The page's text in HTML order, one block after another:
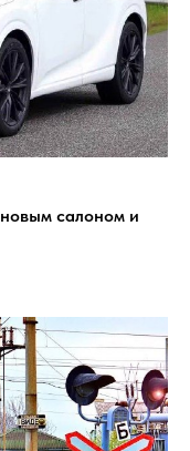
салоном и